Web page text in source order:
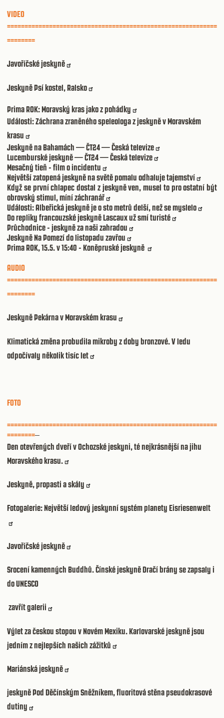
VIDEO
============================================================
========
Javoříčské jeskyně
Jeskyně Psí kostel, Ralsko
Prima ROK: Moravský kras jako z pohádky
Události: Záchrana zraněného speleologa z jeskyně v Moravském
krasu
Jeskyně na Bahamách — ČT24 — Česká televize
Lucemburské jeskyně — ČT24 — Česká televize
Mesačný tieň - film o incidentu
Největší zatopená jeskyně na světě pomalu odhaluje tajemství
Když se první chlapec dostal z jeskyně ven, musel to pro ostatní být
obrovský stimul, míní záchranář
Události: Albeřická jeskyně je o sto metrů delší, než se myslelo
Do repliky francouzské jeskyně Lascaux už smí turisté
Průchodnice - jeskyně za naši zahradou
Jeskyně Na Pomezí do listopadu zavřou
Prima ROK, 15.5. v 15:40 - Koněpruské jeskyně
AUDIO
============================================================
========
Jeskyně Pekárna v Moravském krasu
Klimatická změna probudila mikroby z doby bronzové. V ledu
odpočívaly několik tisíc let
FOTO
============================================================
========
Den otevřených dveří v Ochozské jeskyni, té nejkrásnější na jihu
Moravského krasu.
Jeskyně, propasti a skály
Fotogalerie: Největší ledový jeskynní systém planety Eisriesenwelt
Javoříčské jeskyně
Srocení kamenných Buddhů. Čínské jeskyně Dračí brány se zapsaly i
do UNESCO
zavřít galerii
Výlet za českou stopou v Novém Mexiku. Karlovarské jeskyně jsou
jedním z nejlepších našich zážitků
Mariánská jeskyně
jeskyně Pod Děčínským Sněžníkem, fluoritová stěna pseudokrasové
dutiny